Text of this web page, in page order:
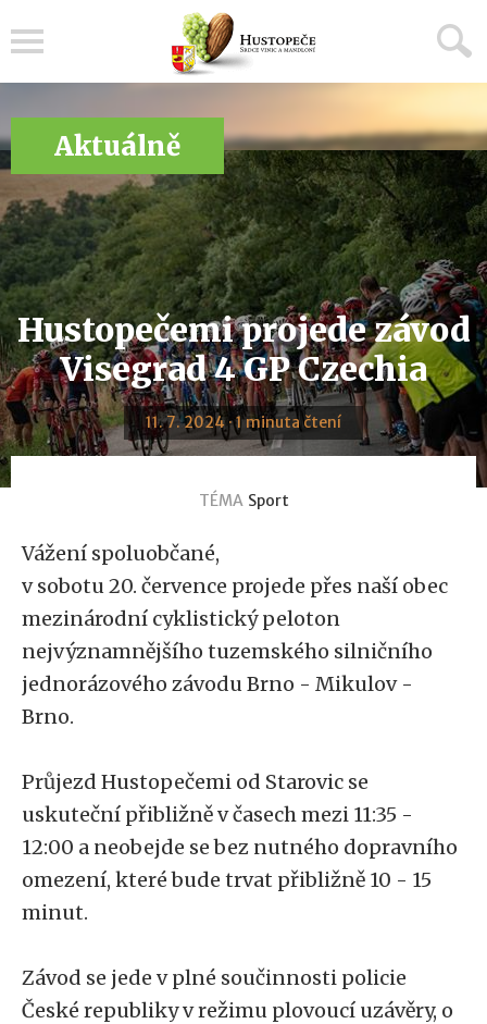
Aktuálně
Hustopečemi projede závod
Visegrad 4 GP Czechia
11. 7. 2024 · 1 minuta čtení
TÉMA Sport
Vážení spoluobčané,
v sobotu 20. července projede přes naší obec
mezinárodní cyklistický peloton
nejvýznamnějšího tuzemského silničního
jednorázového závodu Brno - Mikulov -
Brno.
Průjezd Hustopečemi od Starovic se
uskuteční přibližně v časech mezi 11:35 -
12:00 a neobejde se bez nutného dopravního
omezení, které bude trvat přibližně 10 - 15
minut.
Závod se jede v plné součinnosti policie
České republiky v režimu plovoucí uzávěry, o